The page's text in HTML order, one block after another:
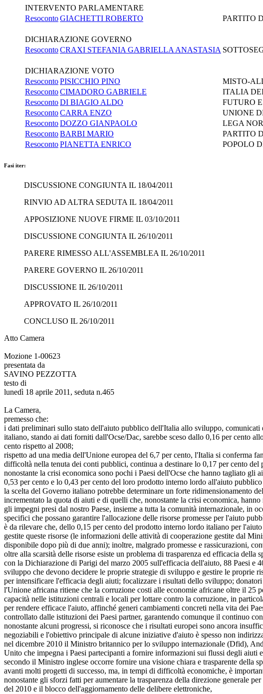
INTERVENTO PARLAMENTARE
ResocontoGIACHETTI ROBERTO PARTITO
DICHIARAZIONE GOVERNO
ResocontoCRAXI STEFANIA GABRIELLA ANASTASIA
DICHIARAZIONE VOTO
ResocontoPISICCHIO PINO
MISTO-
ResocontoCIMADORO GABRIELE
ITALIA
ResocontoDI BIAGIO ALDO
FUTURO
ResocontoCARRA ENZO
UNIONE
ResocontoDOZZO GIANPAOLO
LEGA
ResocontoBARBI MARIO
PARTITO
ResocontoPIANETTA ENRICO POPOLO
Fasi iter:
DISCUSSIONE CONGIUNTA IL 18/04/2011
RINVIO AD ALTRA SEDUTA IL 18/04/2011
APPOSIZIONE NUOVE FIRME IL 03/10/2011
DISCUSSIONE CONGIUNTA IL 26/10/2011
PARERE RIMESSO ALL'ASSEMBLEA IL 26/10/2011
PARERE GOVERNO IL 26/10/2011
DISCUSSIONE IL 26/10/2011
APPROVATO IL 26/10/2011
CONCLUSO IL 26/10/2011
Atto Camera
Mozione 1-00623
presentata da
SAVINO PEZZOTTA
testo di
lunedì 18 aprile 2011, seduta n.465
La Camera,
premesso che:
i dati preliminari sullo stato dell'aiuto pubblico dell'Italia allo sviluppo,
italiano, stando ai dati forniti dall'Ocse/Dac, sarebbe sceso dallo 0,16 per cento
cento rispetto al 2008;
rispetto ad una media dell'Unione europea del 6,7 per cento, l'Italia si conferma
difficoltà nella tenuta dei conti pubblici, continua a destinare lo 0,17 per cento
nonostante la crisi economica sono pochi i Paesi dell'Ocse che hanno tagliato
0,53 per cento e lo 0,43 per cento del loro prodotto interno lordo all'aiuto
la scelta del Governo italiano potrebbe determinare un forte ridimensionamento
incrementato la quota di aiuti e di quelli che, nonostante la crisi economica,
gli impegni presi dal nostro Paese, insieme a tutta la comunità internazionale, in
specifici che possano garantire l'allocazione delle risorse promesse per l'aiuto
è da rilevare che, dello 0,15 per cento del prodotto interno lordo italiano per
gestite queste risorse (le informazioni delle attività di cooperazione gestite dal
disponibile dopo più di due anni); inoltre, malgrado promesse e rassicurazioni,
oltre alla scarsità delle risorse esiste un problema di trasparenza ed efficacia della
con la Dichiarazione di Parigi del marzo 2005 sull'efficacia dell'aiuto, 88 Paesi e
sviluppo che devono decidere le proprie strategie di sviluppo e gestire le proprie
per intensificare l'efficacia degli aiuti; focalizzare i risultati dello sviluppo;
l'Unione africana ritiene che la corruzione costi alle economie africane oltre il 25
capacità nelle istituzioni centrali e locali per lottare contro la corruzione, in
per rendere efficace l'aiuto, affinché generi cambiamenti concreti nella vita dei
controllato dalle istituzioni dei Paesi partner, garantendo comunque il continuo
nonostante alcuni progressi, si riconosce che i risultati europei sono ancora
negoziabili e l'obiettivo principale di alcune iniziative d'aiuto è spesso non
nel dicembre 2010 il Ministro britannico per lo sviluppo internazionale (Dfid),
Unito che impegna i Paesi partecipanti a fornire informazioni sui flussi degli aiuti
secondo il Ministro inglese occorre fornire una visione chiara e trasparente della
avanti molti progetti di successo, ma, in tempi di difficoltà economiche, è
nonostante gli sforzi fatti per aumentare la trasparenza della direzione generale
del 2010 e il blocco dell'aggiornamento delle delibere elettroniche,